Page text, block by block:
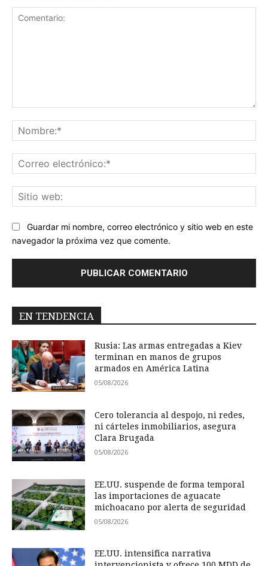
Guardar mi nombre, correo electrónico y sitio web en este
navegador la próxima vez que comente.
EN TENDENCIA
Rusia: Las armas entregadas a Kiev
terminan en manos de grupos
armados en América Latina
05/08/2026
Cero tolerancia al despojo, ni redes,
ni cárteles inmobiliarios, asegura
Clara Brugada
05/08/2026
EE.UU. suspende de forma temporal
las importaciones de aguacate
michoacano por alerta de seguridad
05/08/2026
EE.UU. intensifica narrativa